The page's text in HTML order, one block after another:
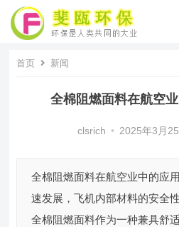
首页 新闻
全棉阻燃面料在航空
clsrich • 2025年3月25
全棉阻燃面料在航空业中的应
速发展，飞机内部材料的安全
全棉阻燃面料作为一种兼具舒